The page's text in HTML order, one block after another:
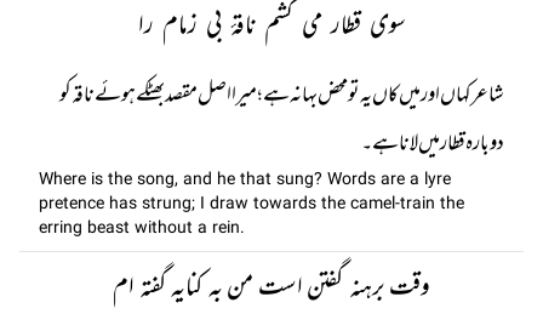
سوی قطار می کشم ناقۂ بی زمام را
شاعر کہاں اور میں کاں یہ تو محض بہانہ ہے؛ میرا اصل مقصد بھٹکے ہوئے ناقہ کو
دوبارہ قطار میں لانا ہے۔
Where is the song, and he that sung? Words are a lyre
pretence has strung; I draw towards the camel-train the
erring beast without a rein.
وقت برہنہ گفتن است من بہ کنایہ گفتہ ام